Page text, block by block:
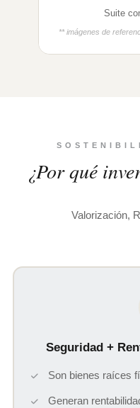
Suite
** imágenes de
¿Por qué
Valorización,
Seguridad +
Son bienes raíces
Generan